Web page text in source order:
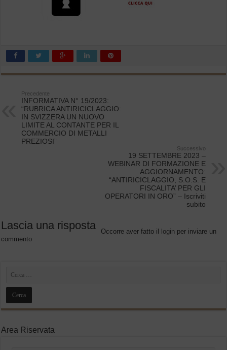
Precedente
INFORMATIVA N° 19/2023:
“RUBRICA ANTIRICICLAGGIO:
IN SVIZZERA UN NUOVO
LIMITE AL CONTANTE PER IL
COMMERCIO DI METALLI
PREZIOSI”
Successivo
19 SETTEMBRE 2023 –
WEBINAR DI FORMAZIONE E
AGGIORNAMENTO:
“ANTIRICICLAGGIO, S.O.S. E
FISCALITA’ PER GLI
OPERATORI IN ORO” – Iscriviti
subito
Lascia una risposta Occorre aver fatto il login per inviare un
commento
Area Riservata